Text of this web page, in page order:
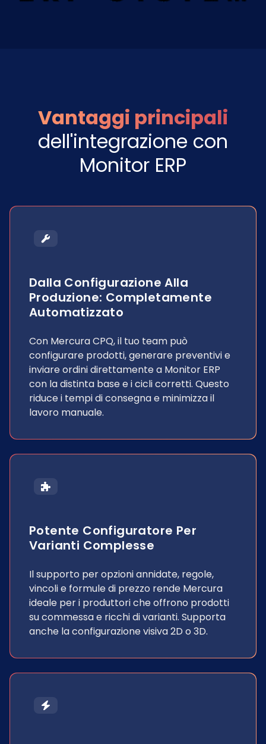
Vantaggi principali
dell'integrazione con
Monitor ERP
Dalla Configurazione Alla
Produzione: Completamente
Automatizzato
Con Mercura CPQ, il tuo team può
configurare prodotti, generare preventivi e
inviare ordini direttamente a Monitor ERP
con la distinta base e i cicli corretti. Questo
riduce i tempi di consegna e minimizza il
lavoro manuale.
Potente Configuratore Per
Varianti Complesse
Il supporto per opzioni annidate, regole,
vincoli e formule di prezzo rende Mercura
ideale per i produttori che offrono prodotti
su commessa e ricchi di varianti. Supporta
anche la configurazione visiva 2D o 3D.